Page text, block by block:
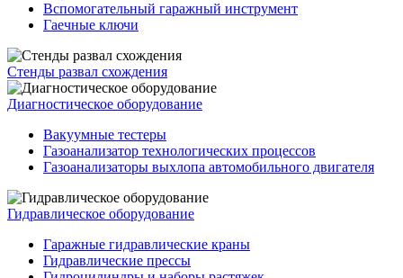
Вспомогательный гаражный инструмент
Гаечные ключи
Стенды развал схождения
Диагностическое оборудование
Вакуумные тестеры
Газоанализатор технологических процессов
Газоанализаторы выхлопа автомобильного двигателя
Гидравлическое оборудование
Гаражные гидравлические краны
Гидравлические прессы